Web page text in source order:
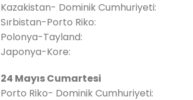
Kazakistan- Dominik Cumhuriyeti:
Sırbistan-Porto Riko:
Polonya-Tayland:
Japonya-Kore:
24 Mayıs Cumartesi
Porto Riko- Dominik Cumhuriyeti: